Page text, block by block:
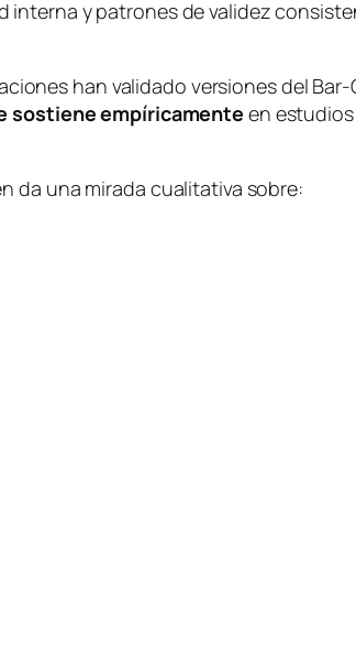
y patrones de validez
han validado versiones del
sostiene empíricamente en
da una mirada cualitativa sobre: